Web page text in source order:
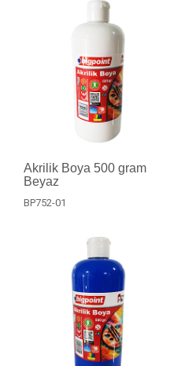
Akrilik Boya 500 gram
Beyaz
BP752-01